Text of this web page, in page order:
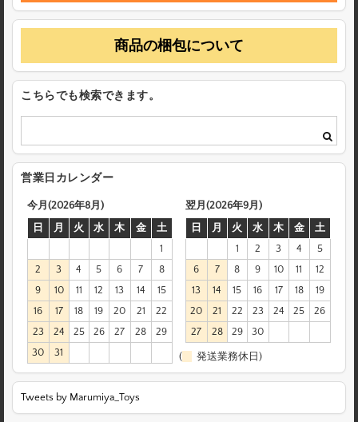
商品の梱包について
こちらでも検索できます。
営業日カレンダー
今月(2026年8月)
日
月 火 水 木 金
土
1
2
3 4 5 6 7
8
9
10 11 12 13 14
15
16
17 18 19 20 21
22
23
24 25 26 27 28
29
30
31
翌月(2026年9月)
日
月 火 水 木 金
土
1
2 3 4
5
6
7 8 9 10 11
12
13
14 15 16 17 18
19
20
21 22 23 24 25
26
27
28 29 30
( 発送業務休日)
Tweets by Marumiya_Toys